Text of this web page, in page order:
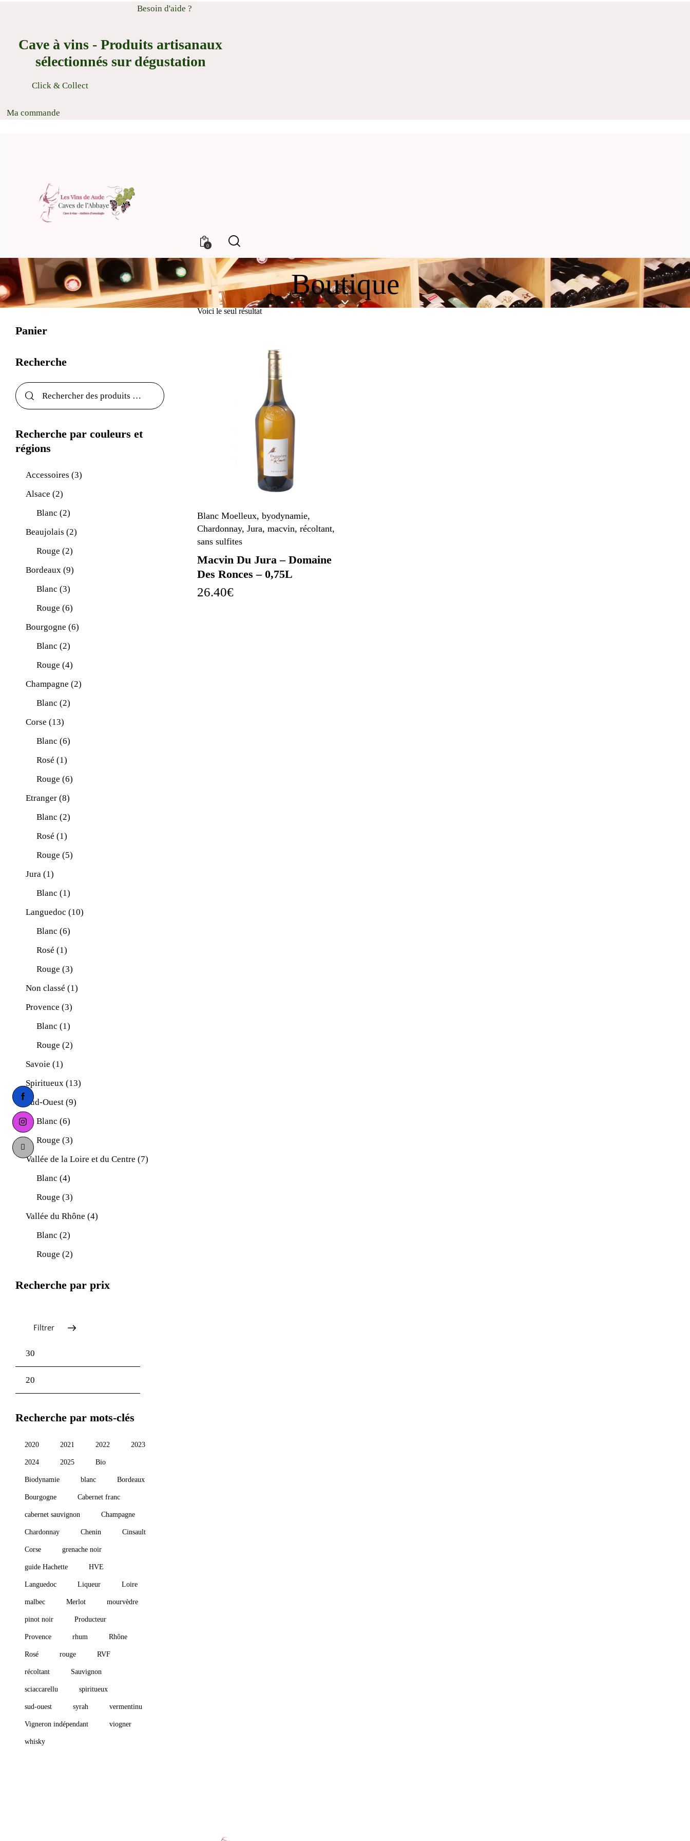
Besoin d'aide ?
Cave à vins - Produits artisanaux
sélectionnés sur dégustation
Click & Collect
Ma commande
0
Boutique
Voici le seul résultat
Blanc Moelleux, byodynamie,
Chardonnay, Jura, macvin, récoltant,
sans sulfites
Macvin Du Jura – Domaine
Des Ronces – 0,75L
26.40€
Panier
Recherche
Recherche par couleurs et
régions
Accessoires (3)
Alsace (2)
Blanc (2)
Beaujolais (2)
Rouge (2)
Bordeaux (9)
Blanc (3)
Rouge (6)
Bourgogne (6)
Blanc (2)
Rouge (4)
Champagne (2)
Blanc (2)
Corse (13)
Blanc (6)
Rosé (1)
Rouge (6)
Etranger (8)
Blanc (2)
Rosé (1)
Rouge (5)
Jura (1)
Blanc (1)
Languedoc (10)
Blanc (6)
Rosé (1)
Rouge (3)
Non classé (1)
Provence (3)
Blanc (1)
Rouge (2)
Savoie (1)
Spiritueux (13)
Sud-Ouest (9)
Blanc (6)
Rouge (3)
Vallée de la Loire et du Centre (7)
Blanc (4)
Rouge (3)
Vallée du Rhône (4)
Blanc (2)
Rouge (2)
Recherche par prix
Filtrer
Recherche par mots-clés
2020 2021 2022 2023
2024 2025 Bio
Biodynamie blanc Bordeaux
Bourgogne Cabernet franc
cabernet sauvignon Champagne
Chardonnay Chenin Cinsault
Corse grenache noir
guide Hachette HVE
Languedoc Liqueur Loire
malbec Merlot mourvèdre
pinot noir Producteur
Provence rhum Rhône
Rosé rouge RVF
récoltant Sauvignon
sciaccarellu spiritueux
sud-ouest syrah vermentinu
Vigneron indépendant viogner
whisky
facebook-
1
instagram
tik-